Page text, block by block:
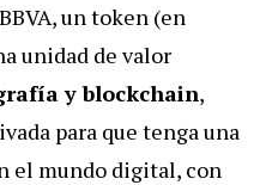
un token (en
unidad de valor
y blockchain,
para que tenga una
el mundo digital, con